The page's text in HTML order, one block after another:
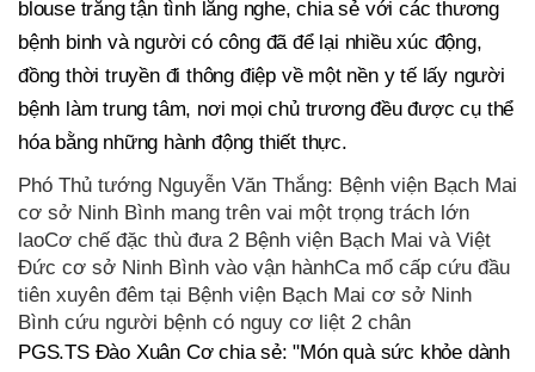
blouse trắng tận tình lắng nghe, chia sẻ với các thương
bệnh binh và người có công đã để lại nhiều xúc động,
đồng thời truyền đi thông điệp về một nền y tế lấy người
bệnh làm trung tâm, nơi mọi chủ trương đều được cụ thể
hóa bằng những hành động thiết thực.
Phó Thủ tướng Nguyễn Văn Thắng: Bệnh viện Bạch Mai
cơ sở Ninh Bình mang trên vai một trọng trách lớn
laoCơ chế đặc thù đưa 2 Bệnh viện Bạch Mai và Việt
Đức cơ sở Ninh Bình vào vận hànhCa mổ cấp cứu đầu
tiên xuyên đêm tại Bệnh viện Bạch Mai cơ sở Ninh
Bình cứu người bệnh có nguy cơ liệt 2 chân
PGS.TS Đào Xuân Cơ chia sẻ: "Món quà sức khỏe dành